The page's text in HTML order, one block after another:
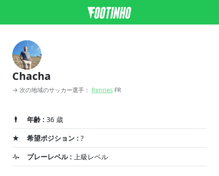
Chacha
→ 次の地域のサッカー選手： Rennes FR
年齢 : 36 歳
希望ポジション : ?
プレーレベル : 上級レベル